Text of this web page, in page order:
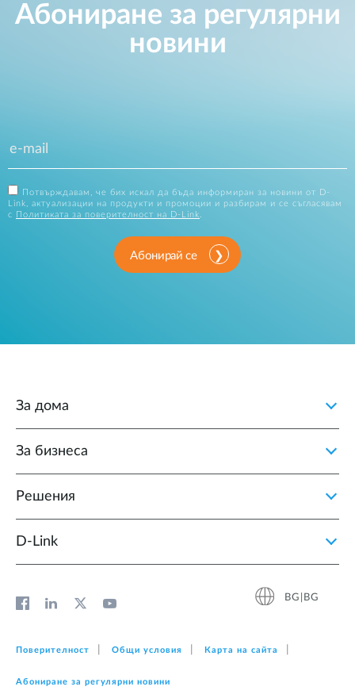
Абониране за регулярни
новини
Потвърждавам, че бих искал да бъда информиран за новини от D-
Link, актуализации на продукти и промоции и разбирам и се съгласявам
с
Политиката за поверителност на D-Link
Абонирай се
За дома
За бизнеса
Решения
D‑Link
BG|BG
Поверителност Общи условия Карта на сайта
Абониране за регулярни новини